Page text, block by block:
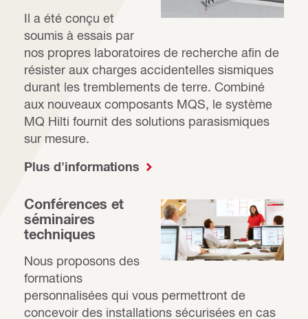
Il a été conçu et
soumis à essais par
nos propres laboratoires de recherche afin de
résister aux charges accidentelles sismiques
durant les tremblements de terre. Combiné
aux nouveaux composants MQS, le système
MQ Hilti fournit des solutions parasismiques
sur mesure.
Plus d'informations
Conférences et
séminaires
techniques
Nous proposons des
formations
personnalisées qui vous permettront de
concevoir des installations sécurisées en cas